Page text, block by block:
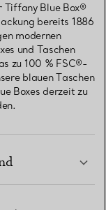
Tiffany Blue Box®
bereits 1886
modernen
und Taschen
zu 100 % FSC®-
blauen Taschen
Boxes derzeit zu